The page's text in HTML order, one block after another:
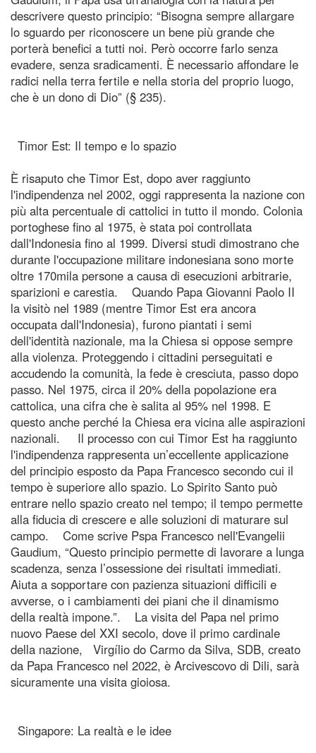
descrivere questo principio: “Bisogna sempre allargare
lo sguardo per riconoscere un bene più grande che
porterà benefici a tutti noi. Però occorre farlo senza
evadere, senza sradicamenti. È necessario affondare le
radici nella terra fertile e nella storia del proprio luogo,
che è un dono di Dio” (§ 235).
Timor Est: Il tempo e lo spazio
È risaputo che Timor Est, dopo aver raggiunto
l'indipendenza nel 2002, oggi rappresenta la nazione con
più alta percentuale di cattolici in tutto il mondo. Colonia
portoghese fino al 1975, è stata poi controllata
dall'Indonesia fino al 1999. Diversi studi dimostrano che
durante l'occupazione militare indonesiana sono morte
oltre 170mila persone a causa di esecuzioni arbitrarie,
sparizioni e carestia. Quando Papa Giovanni Paolo II
la visitò nel 1989 (mentre Timor Est era ancora
occupata dall'Indonesia), furono piantati i semi
dell'identità nazionale, ma la Chiesa si oppose sempre
alla violenza. Proteggendo i cittadini perseguitati e
accudendo la comunità, la fede è cresciuta, passo dopo
passo. Nel 1975, circa il 20% della popolazione era
cattolica, una cifra che è salita al 95% nel 1998. E
questo anche perché la Chiesa era vicina alle aspirazioni
nazionali. Il processo con cui Timor Est ha raggiunto
l'indipendenza rappresenta un’eccellente applicazione
del principio esposto da Papa Francesco secondo cui il
tempo è superiore allo spazio. Lo Spirito Santo può
entrare nello spazio creato nel tempo; il tempo permette
alla fiducia di crescere e alle soluzioni di maturare sul
campo. Come scrive Pspa Francesco nell'Evangelii
Gaudium, “Questo principio permette di lavorare a lunga
scadenza, senza l’ossessione dei risultati immediati.
Aiuta a sopportare con pazienza situazioni difficili e
avverse, o i cambiamenti dei piani che il dinamismo
della realtà impone.”. La visita del Papa nel primo
nuovo Paese del XXI secolo, dove il primo cardinale
della nazione, Virgílio do Carmo da Silva, SDB, creato
da Papa Francesco nel 2022, è Arcivescovo di Dili, sarà
sicuramente una visita gioiosa.
Singapore: La realtà e le idee